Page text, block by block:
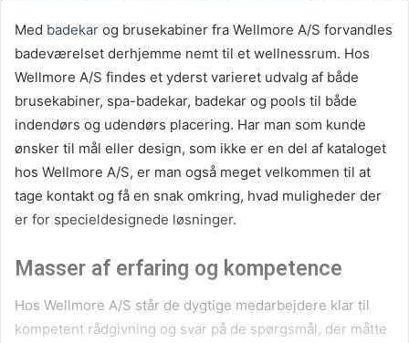
Med badekar og brusekabiner fra Wellmore A/S forvandles
badeværelset derhjemme nemt til et wellnessrum. Hos
Wellmore A/S findes et yderst varieret udvalg af både
brusekabiner, spa-badekar, badekar og pools til både
indendørs og udendørs placering. Har man som kunde
ønsker til mål eller design, som ikke er en del af kataloget
hos Wellmore A/S, er man også meget velkommen til at
tage kontakt og få en snak omkring, hvad muligheder der
er for specieldesignede løsninger.
Masser af erfaring og kompetence
Hos Wellmore A/S står de dygtige medarbejdere klar til
kompetent rådgivning og svar på de spørgsmål, der måtte